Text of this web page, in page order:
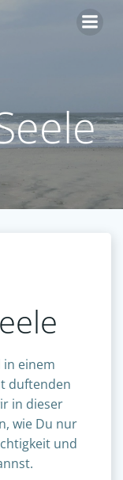
in einem
duftenden
in dieser
wie Du nur
und